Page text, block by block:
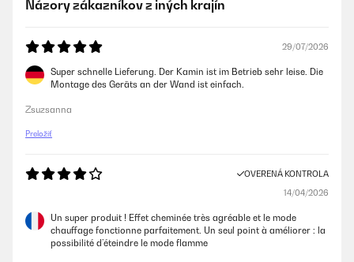
Názory zákazníkov z iných krajín
29/07/2026
Super schnelle Lieferung. Der Kamin ist im Betrieb sehr leise. Die
Montage des Geräts an der Wand ist einfach.
Zsuzsanna
Preložiť
OVERENÁ KONTROLA
14/04/2026
Un super produit ! Effet cheminée très agréable et le mode
chauffage fonctionne parfaitement. Un seul point à améliorer : la
possibilité d’éteindre le mode flamme